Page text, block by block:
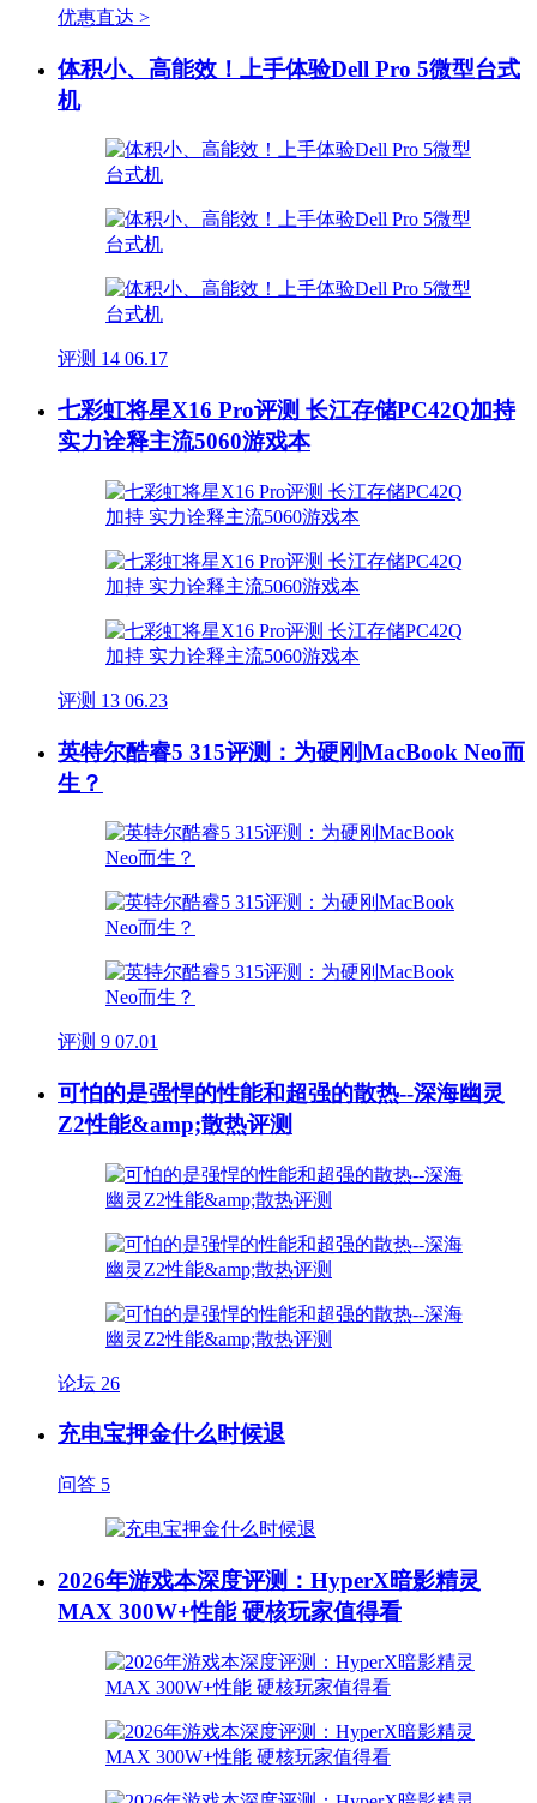
优惠直达 >
体积小、高能效！上手体验Dell Pro 5微型台式
机
评测 14 06.17
七彩虹将星X16 Pro评测 长江存储PC42Q加持
实力诠释主流5060游戏本
评测 13 06.23
英特尔酷睿5 315评测：为硬刚MacBook Neo而
生？
评测 9 07.01
可怕的是强悍的性能和超强的散热--深海幽灵
Z2性能&amp;散热评测
论坛 26
充电宝押金什么时候退
问答 5
2026年游戏本深度评测：HyperX暗影精灵
MAX 300W+性能 硬核玩家值得看